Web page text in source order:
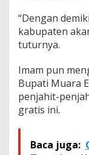
“Dengan
kabupaten
tuturnya.
Imam pun
Bupati Muara
penjahit-
gratis ini.
Baca juga: